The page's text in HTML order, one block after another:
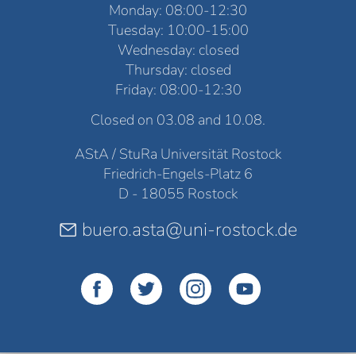
Monday: 08:00-12:30
Tuesday: 10:00-15:00
Wednesday: closed
Thursday: closed
Friday: 08:00-12:30
Closed on 03.08 and 10.08.
AStA / StuRa Universität Rostock
Friedrich-Engels-Platz 6
D - 18055 Rostock
buero.asta@uni-rostock.de